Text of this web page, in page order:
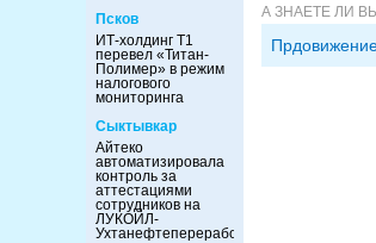
Псков
ИТ-холдинг Т1
перевел «Титан-
Полимер» в режим
налогового
мониторинга
Сыктывкар
Айтеко
автоматизировала
контроль за
аттестациями
сотрудников на
ЛУКОЙЛ-
Ухтанефтепереработка
А ЗНАЕТЕ ЛИ